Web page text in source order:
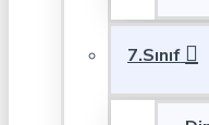
7.Sınıf